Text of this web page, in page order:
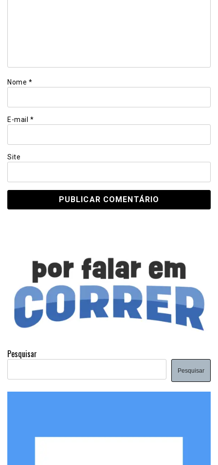
Nome *
E-mail *
Site
Pesquisar
Pesquisar